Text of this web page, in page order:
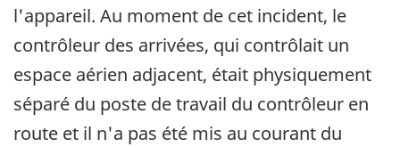
l'appareil. Au moment de cet incident, le
contrôleur des arrivées, qui contrôlait un
espace aérien adjacent, était physiquement
séparé du poste de travail du contrôleur en
route et il n'a pas été mis au courant du